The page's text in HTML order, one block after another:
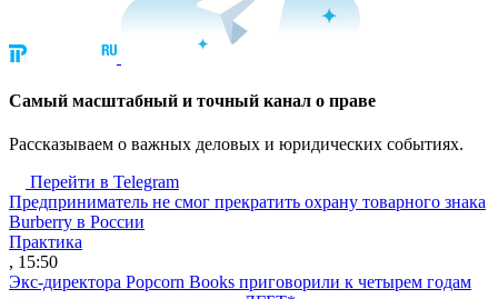
Cамый масштабный и точный канал о праве
Рассказываем о важных деловых и юридических событиях.
Перейти в Telegram
Предприниматель не смог прекратить охрану товарного знака
Burberry в России
Практика
, 15:50
Экс-директора Popcorn Books приговорили к четырем годам